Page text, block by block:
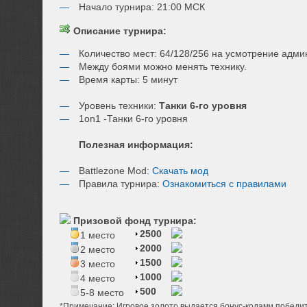
Начало турнира: 21:00 МСК
Описание турнира:
Количество мест: 64/128/256 на усмотрение
Между боями можно менять технику.
Время карты: 5 минут
Уровень техники:Танки 6-го уровня
1on1 -Танки 6-го уровня
Полезная информация:
Battlezone Mod:Скачать мод
Правила турнира:Ознакомиться с правилами
Призовой фонд турнира:
1 место
2500
2 место
2000
3 место
1500
4 место
1000
5-8 место
500